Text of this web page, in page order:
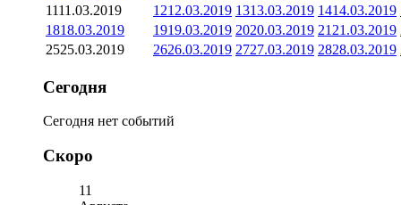
1111.03.2019 1212.03.2019 1313.03.2019 1414.03.2019
1818.03.2019 1919.03.2019 2020.03.2019 21 21.03.2019
2525.03.2019 2626.03.2019 2727.03.2019 2828.03.2019
Сегодня
Сегодня нет событий
Скоро
11